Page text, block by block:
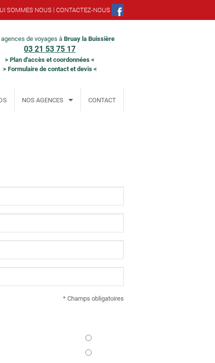
SOMMES NOUS | CONTACTEZ-NOUS
de voyages à Bruay la Buissière
03 21 53 75 17
>Plan d'accès et coordonnées <
> Formulaire de contact et devis<
NOS AGENCES CONTACT
* Champs obligatoires